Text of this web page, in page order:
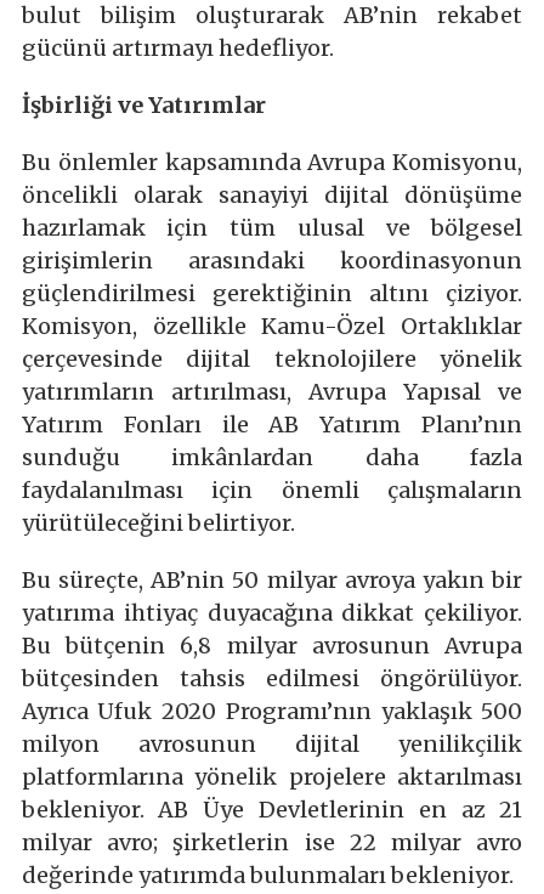
bulut bilişim oluşturarak AB’nin rekabet
gücünü artırmayı hedefliyor.
İşbirliği ve Yatırımlar
Bu önlemler kapsamında Avrupa Komisyonu,
öncelikli olarak sanayiyi dijital dönüşüme
hazırlamak için tüm ulusal ve bölgesel
girişimlerin arasındaki koordinasyonun
güçlendirilmesi gerektiğinin altını çiziyor.
Komisyon, özellikle Kamu-Özel Ortaklıklar
çerçevesinde dijital teknolojilere yönelik
yatırımların artırılması, Avrupa Yapısal ve
Yatırım Fonları ile AB Yatırım Planı’nın
sunduğu imkânlardan daha fazla
faydalanılması için önemli çalışmaların
yürütüleceğini belirtiyor.
Bu süreçte, AB’nin 50 milyar avroya yakın bir
yatırıma ihtiyaç duyacağına dikkat çekiliyor.
Bu bütçenin 6,8 milyar avrosunun Avrupa
bütçesinden tahsis edilmesi öngörülüyor.
Ayrıca Ufuk 2020 Programı’nın yaklaşık 500
milyon avrosunun dijital yenilikçilik
platformlarına yönelik projelere aktarılması
bekleniyor. AB Üye Devletlerinin en az 21
milyar avro; şirketlerin ise 22 milyar avro
değerinde yatırımda bulunmaları bekleniyor.